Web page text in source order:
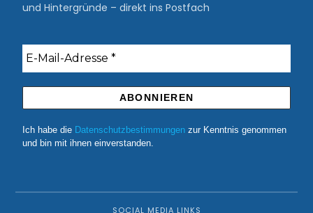
und Hintergründe – direkt ins Postfach
Ich habe die Datenschutzbestimmungen zur Kenntnis genommen
und bin mit ihnen einverstanden.
SOCIAL MEDIA LINKS